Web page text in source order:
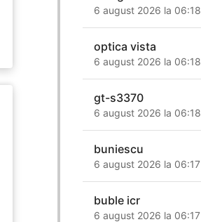
6 august 2026 la 06:18
optica vista
6 august 2026 la 06:18
gt-s3370
6 august 2026 la 06:18
buniescu
6 august 2026 la 06:17
buble icr
6 august 2026 la 06:17